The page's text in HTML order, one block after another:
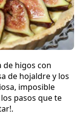
de higos con
de hojaldre y los
imposible
pasos que te